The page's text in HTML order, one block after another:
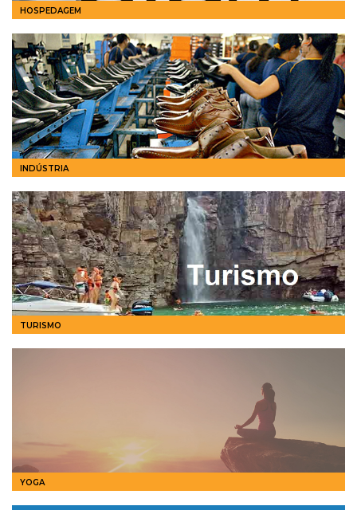
HOSPEDAGEM
INDÚSTRIA
TURISMO
YOGA